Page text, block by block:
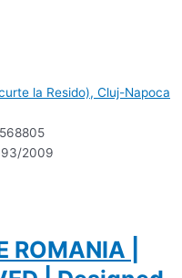
la Resido), Cluj-Napoca
2009
|